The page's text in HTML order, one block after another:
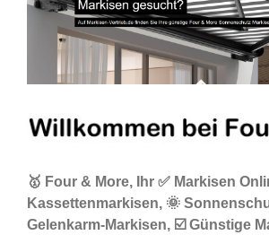
🥇 Four & More, Ihr ✅ Markisen
Kassettenmarkisen, 🌞
Gelenkarm-Markisen, ☑️ Günstige